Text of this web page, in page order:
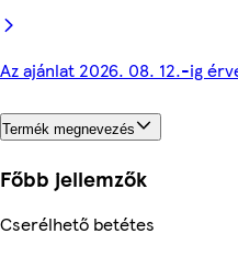
Az ajánlat 2026. 08. 12.-ig
Termék megnevezés
Főbb jellemzők
Cserélhető betétes